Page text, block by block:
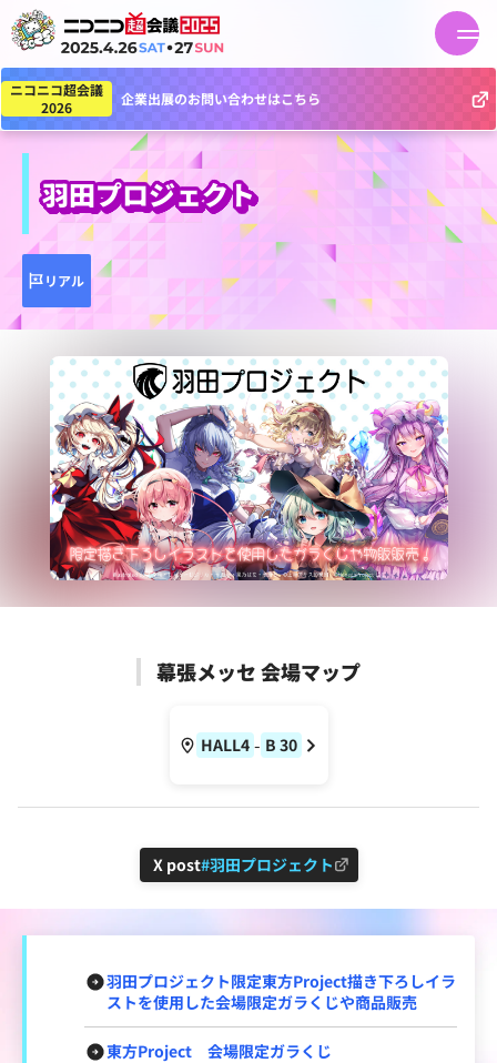
ニコニコ超会議
2026
企業出展のお問い合わせはこちら
羽田プロジェクト
リアル
幕張メッセ 会場マップ
HALL4 - B 30
X post#羽田プロジェクト
羽田プロジェクト限定東方Project描き下ろしイラ
ストを使用した会場限定ガラくじや商品販売
東方Project 会場限定ガラくじ